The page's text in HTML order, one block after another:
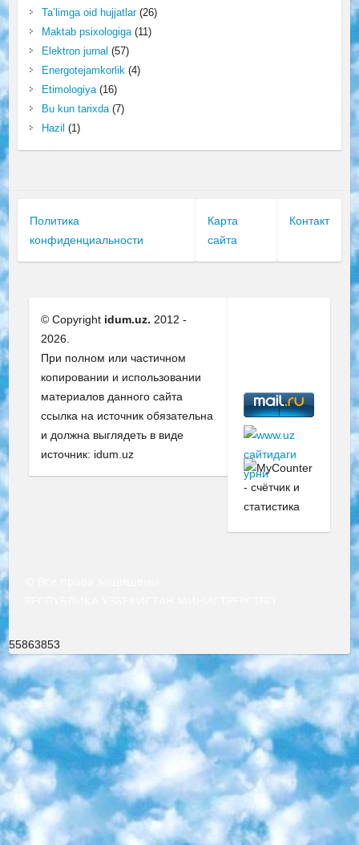
Ta’limga oid hujjatlar(26)
Maktab psixologiga(11)
Elektron jurnal (57)
Energotejamkorlik(4)
Etimologiya(16)
Bu kun tarixda(7)
Hazil (1)
Политика
конфиденциальности
Карта
сайта
Контакт
© Copyright idum.uz. 2012 -
2026.
При полном или частичном
копировании и использовании
материалов данного сайта
ссылка на источник обязательна
и должна выглядеть в виде
источник: idum.uz
55863853